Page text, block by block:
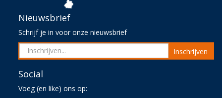
Nieuwsbrief
Schrijf je in voor onze nieuwsbrief
Inschrijven
Social
Voeg (en like) ons op: